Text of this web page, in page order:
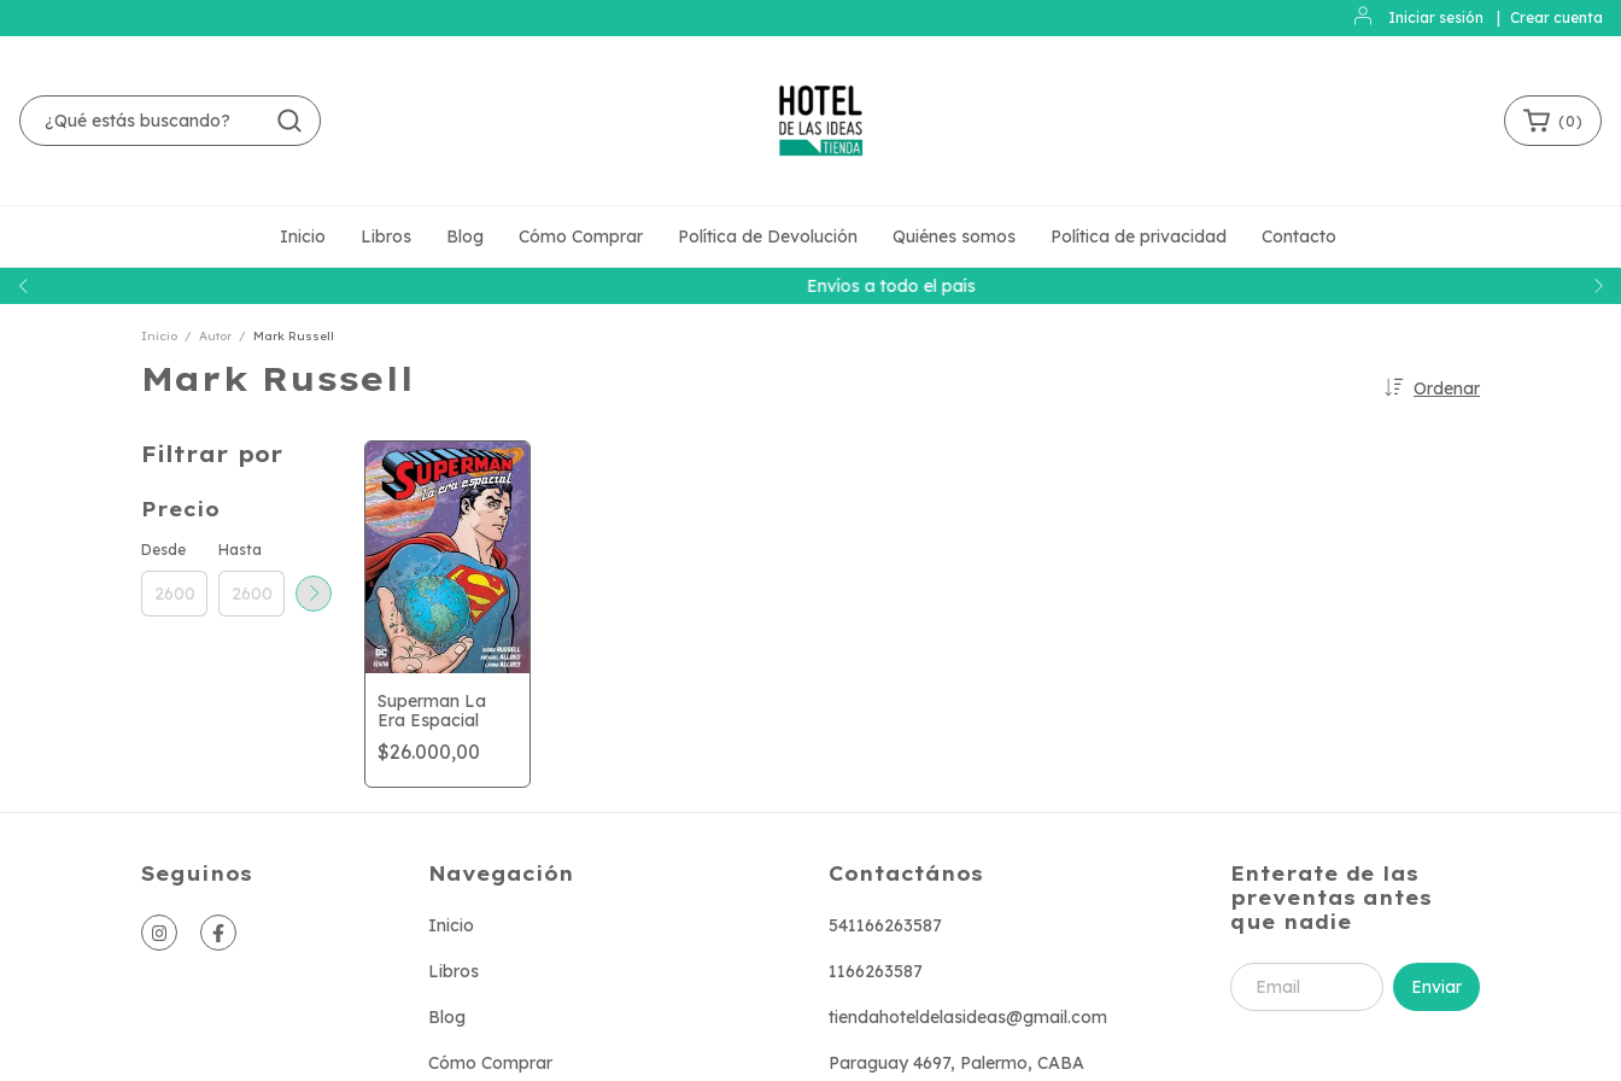
Iniciar sesión Crear cuenta
Envíos a todo el país
(0)
Inicio Libros Blog Cómo Comprar Política de Devolución Quiénes somos Política de privacidad Contacto
Inicio / Autor / Mark Russell
Mark Russell Ordenar
Filtrar por
Precio
Desde Hasta
Superman La
Era Espacial
$26.000,00
Seguinos Navegación
Inicio
Libros
Blog
Cómo Comprar
Contactános
541166263587
1166263587
tiendahoteldelasideas@gmail.com
Paraguay 4697, Palermo, CABA
Enterate de las
preventas antes
que nadie